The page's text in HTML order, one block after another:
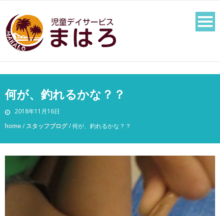
何が、釣れるかな？？
2018年11月16日
home/ スタッフブログ/何が、釣れるかな？？